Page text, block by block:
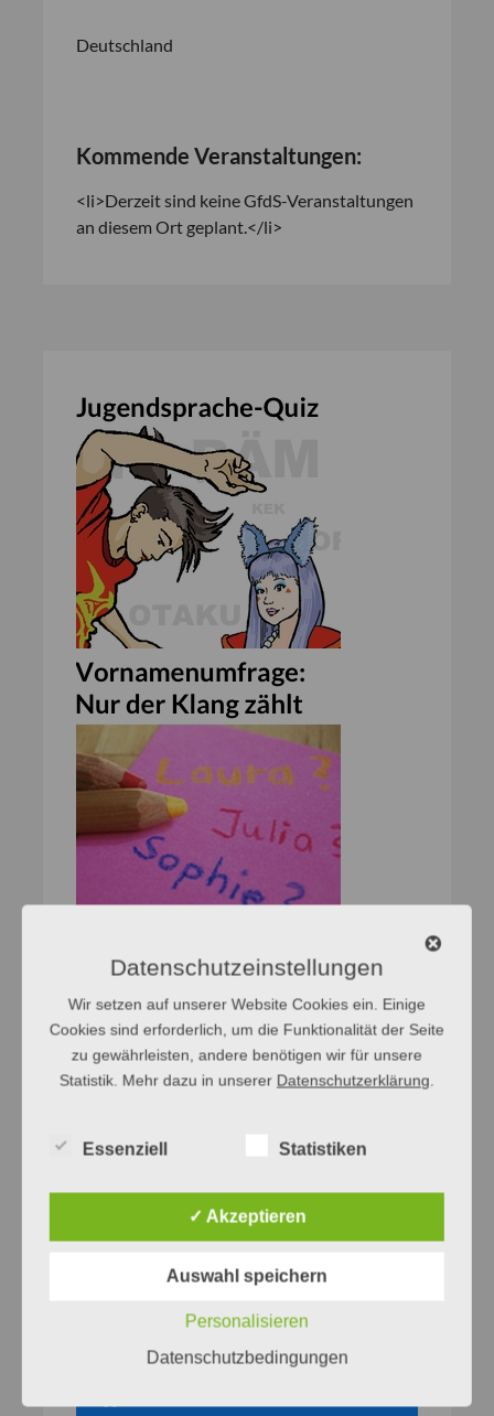
Deutschland
Kommende Veranstaltungen:
<li>Derzeit sind keine GfdS-Veranstaltungen
an diesem Ort geplant.</li>
Finde uns auf Facebook
Datenschutzeinstellungen
Wir setzen auf unserer Website Cookies ein. Einige
Cookies sind erforderlich, um die Funktionalität der Seite
zu gewährleisten, andere benötigen wir für unsere
Statistik. Mehr dazu in unserer Datenschutzerklärung.
Essenziell Statistiken
✓ Akzeptieren
Auswahl speichern
Personalisieren
Datenschutzbedingungen